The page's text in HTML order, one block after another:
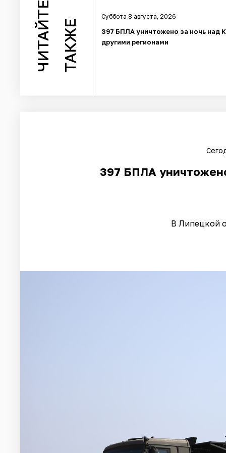
ЧИТАЙТЕ ТАКЖЕ
Суббота 8 августа, 2026
397 БПЛА уничтожено за ночь над
другими регионами
397 БПЛА
В Липецкой